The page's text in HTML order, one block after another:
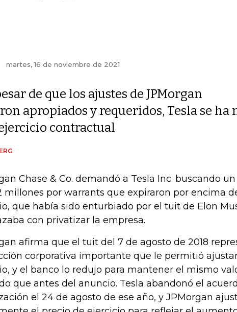
martes, 16 de noviembre de 2021
de que los ajustes de JPMorgan
apropiados y requeridos, Tesla se
contractual
Chase & Co. demandó a Tesla Inc. buscando
millones por warrants que expiraron por encima
que había sido enturbiado por el tuit de Elon
con privatizar la empresa.
afirma que el tuit del 7 de agosto de 2018
corporativa importante que le permitió
y el banco lo redujo para mantener el mismo
que antes del anuncio. Tesla abandonó el
el 24 de agosto de ese año, y JPMorgan